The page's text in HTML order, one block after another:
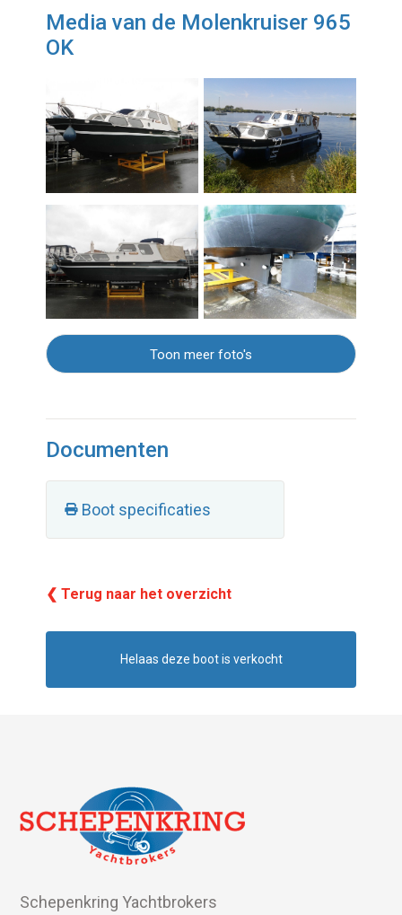
Media van de Molenkruiser 965
OK
Toon meer foto's
Documenten
Boot specificaties
❮ Terug naar het overzicht
Helaas deze boot is verkocht
Schepenkring Yachtbrokers